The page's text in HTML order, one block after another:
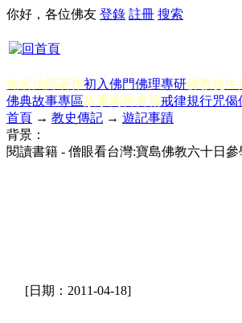
你好，各位佛友 登錄 註冊 搜索
知名法師著作初入佛門佛理專研佛教徒生
佛典故事專區故事寓言書籍戒律規行咒偈
首頁 → 教史傳記 → 遊記事蹟
背景：
閱讀書籍 - 僧眼看台灣:寶島佛教六十日
[日期：2011-04-18]